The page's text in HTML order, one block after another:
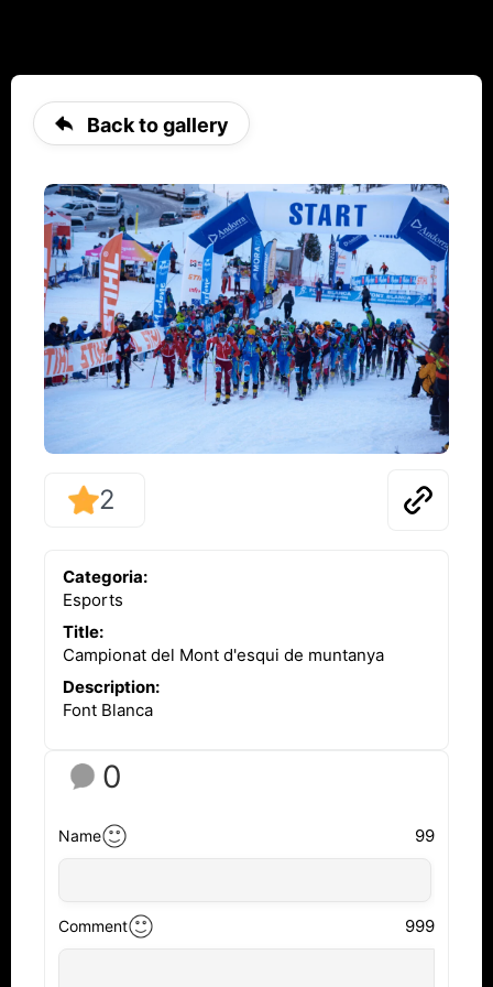
Back to gallery
2
Categoria:
Esports
Title:
Campionat del Mont d'esqui de muntanya
Description:
Font Blanca
0
Name 99
Comment 999